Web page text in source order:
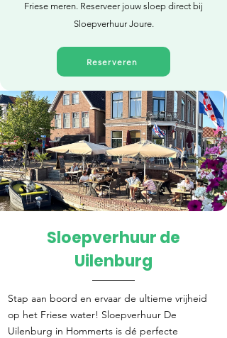
Friese meren. Reserveer jouw sloep direct bij
Sloepverhuur Joure.
Reserveren
Direct reserveren
Sloepverhuur de
Uilenburg
Stap aan boord en ervaar de ultieme vrijheid
op het Friese water! Sloepverhuur De
Uilenburg in Hommerts is dé perfecte